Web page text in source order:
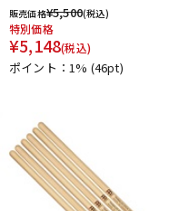
販売価格¥5,500(税込)
特別価格
¥5,148(税込)
ポイント：1% (46pt)